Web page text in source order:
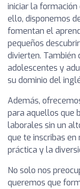
iniciar la formación
ello, disponemos
fomentan el
pequeños
divierten. También
adolescentes y
su dominio del
Además,
para aquellos que
laborales sin un
que te inscribas
práctica y la
No solo nos
queremos que